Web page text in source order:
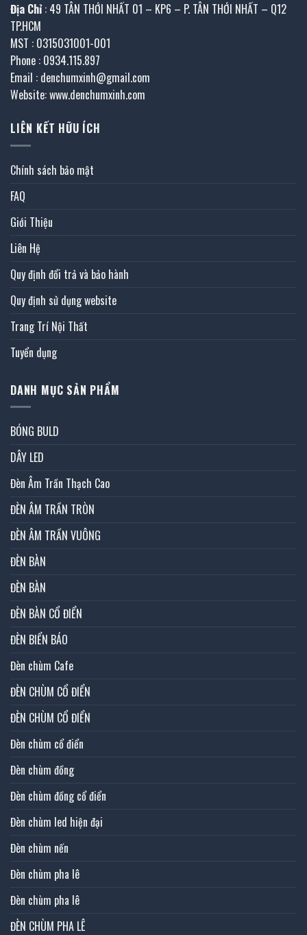
Địa Chỉ : 49 TÂN THỚI NHẤT 01 – KP6 – P. TÂN THỚI NHẤT – Q12
TP.HCM
MST : 0315031001-001
Phone : 0934.115.897
Email : denchumxinh@gmail.com
Website: www.denchumxinh.com
LIÊN KẾT HỮU ÍCH
Chính sách bảo mật
FAQ
Giới Thiệu
Liên Hệ
Quy định đổi trả và bảo hành
Quy định sử dụng website
Trang Trí Nội Thất
Tuyển dụng
DANH MỤC SẢN PHẨM
BÓNG BULD
DÂY LED
Đèn Âm Trần Thạch Cao
ĐÈN ÂM TRẦN TRÒN
ĐÈN ÂM TRẦN VUÔNG
ĐÈN BÀN
ĐÈN BÀN
ĐÈN BÀN CỔ ĐIỂN
ĐÈN BIỂN BÁO
Đèn chùm Cafe
ĐÈN CHÙM CỔ ĐIỂN
ĐÈN CHÙM CỔ ĐIỂN
Đèn chùm cổ điển
Đèn chùm đồng
Đèn chùm đồng cổ điển
Đèn chùm led hiện đại
Đèn chùm nến
Đèn chùm pha lê
Đèn chùm pha lê
ĐÈN CHÙM PHA LÊ